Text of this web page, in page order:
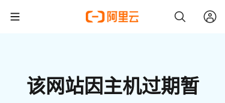
该网站因主机过期暂